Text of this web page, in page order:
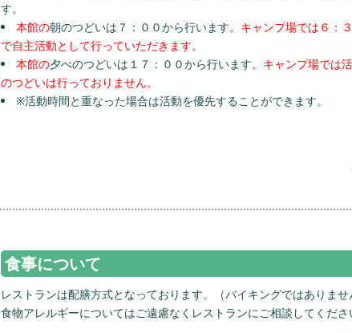
す。
本館の朝のつどいは７：００から行います。 キャンプ場では６：
で自主活動として行っていただきます。
本館の夕べのつどいは１７：００から行います。 キャンプ場では
のつどいは行っておりません。
※活動時間と重なった場合は活動を優先することができます。
食事について
レストランは配膳方式となっております。（バイキングではありませ
食物アレルギーについてはご遠慮なくレストランにご相談してくださ